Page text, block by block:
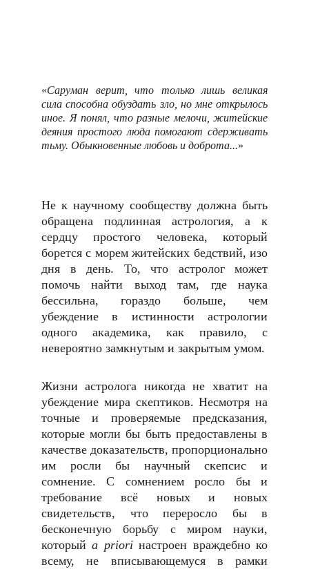
«Саруман верит, что только лишь великая
сила способна обуздать зло, но мне открылось
иное. Я понял, что разные мелочи, житейские
деяния простого люда помогают сдерживать
тьму. Обыкновенные любовь и доброта...»
Не к научному сообществу должна быть
обращена подлинная астрология, а к
сердцу простого человека, который
борется с морем житейских бедствий, изо
дня в день. То, что астролог может
помочь найти выход там, где наука
бессильна, гораздо больше, чем
убеждение в истинности астрологии
одного академика, как правило, с
невероятно замкнутым и закрытым умом.
Жизни астролога никогда не хватит на
убеждение мира скептиков. Несмотря на
точные и проверяемые предсказания,
которые могли бы быть предоставлены в
качестве доказательств, пропорционально
им росли бы научный скепсис и
сомнение. С сомнением росло бы и
требование всё новых и новых
свидетельств, что переросло бы в
бесконечную борьбу с миром науки,
которыйa prioriнастроен враждебно ко
всему, не вписывающемуся в рамки